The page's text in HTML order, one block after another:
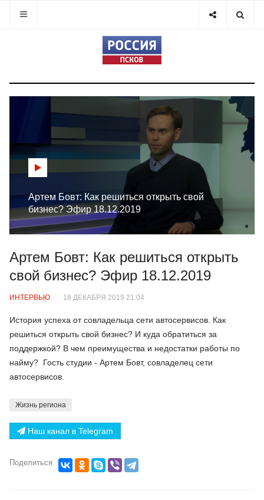
Артем Бовт: Как решиться открыть свой
бизнес? Эфир 18.12.2019
Артем Бовт: Как решиться открыть
свой бизнес? Эфир 18.12.2019
ИНТЕРВЬЮ 18 ДЕКАБРЯ 2019 21:04
История успеха от совладельца сети автосервисов. Как
решиться открыть свой бизнес? И куда обратиться за
поддержкой? В чем преимущества и недостатки работы по
найму? Гость студии - Артем Бовт, совладелец сети
автосервисов.
Жизнь региона
Наш канал в Telegram
Поделиться